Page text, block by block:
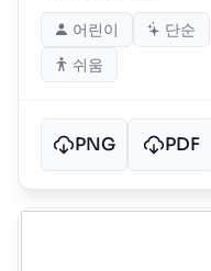
어린이
단순
쉬움
PNG PDF